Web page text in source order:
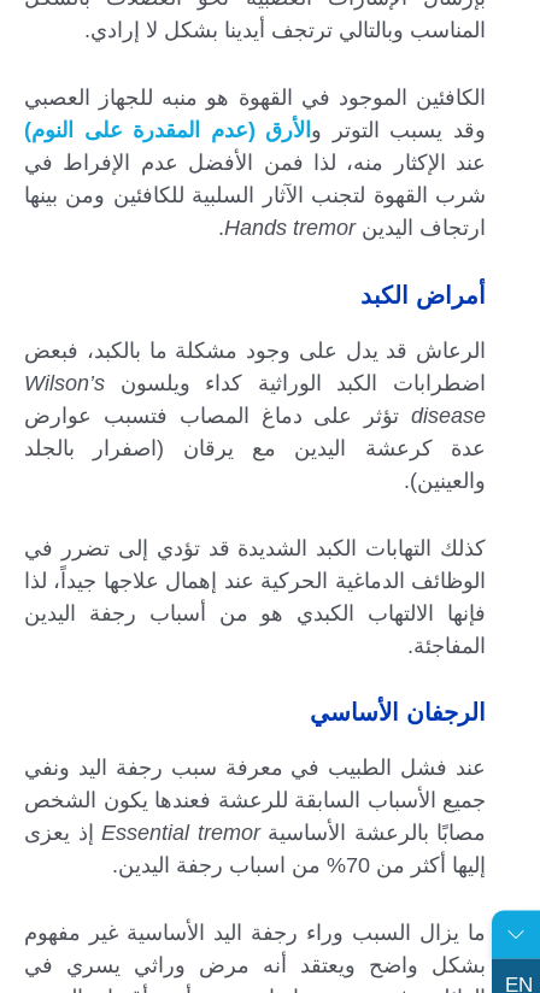
المناسب وبالتالي ترتجف أيدينا بشكل لا إرادي.
الكافئين الموجود في القهوة هو منبه للجهاز العصبي
وقد يسبب التوتر و الأرق (عدم المقدرة على النوم)
عند الإكثار منه، لذا فمن الأفضل عدم الإفراط في
شرب القهوة لتجنب الآثار السلبية للكافئين ومن بينها
ارتجاف اليدينHands tremor
.
أمراض الكبد
الرعاش قد يدل على وجود مشكلة ما بالكبد، فبعض
اضطرابات الكبد الوراثية كداء ويلسون Wilson’s
disease تؤثر على دماغ المصاب فتسبب عوارض
عدة كرعشة اليدين مع يرقان (اصفرار بالجلد
والعينين).
كذلك التهابات الكبد الشديدة قد تؤدي إلى تضرر في
الوظائف الدماغية الحركية عند إهمال علاجها جيداً، لذا
فإنها الالتهاب الكبدي هو من أسباب رجفة اليدين
المفاجئة.
الرجفان الأساسي
عند فشل الطبيب في معرفة سبب رجفة اليد ونفي
جميع الأسباب السابقة للرعشة فعندها يكون الشخص
مصابًا بالرعشة الأساسيةEssential tremor إذ يعزى
إليها أكثر من 70% من اسباب رجفة اليدين.
ما يزال السبب وراء رجفة اليد الأساسية غير مفهوم
بشكل واضح ويعتقد أنه مرض وراثي يسري في
EN